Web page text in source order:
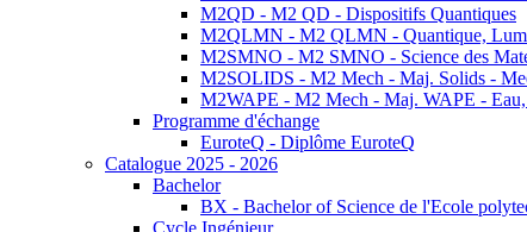
M2QD - M2 QD - Dispositifs Quantiques
M2QLMN - M2 QLMN - Quantique,
M2SMNO - M2 SMNO - Science des
M2SOLIDS - M2 Mech - Maj. Solids -
M2WAPE - M2 Mech - Maj. WAPE -
Programme d'échange
EuroteQ - Diplôme EuroteQ
Catalogue 2025 - 2026
Bachelor
BX - Bachelor of Science de l'Ecole
Cycle Ingénieur